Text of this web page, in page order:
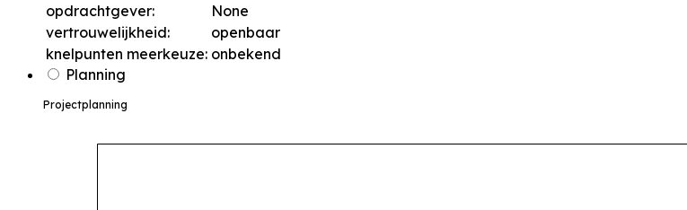
opdrachtgever:
None
vertrouwelijkheid:
openbaar
knelpunten meerkeuze: onbekend
Planning
Projectplanning